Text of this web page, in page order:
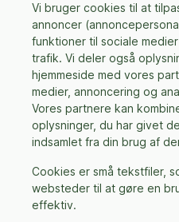
Vi bruger cookies til at
annoncer
funktioner til sociale
trafik. Vi deler også
hjemmeside med vores
medier, annoncering og
Vores partnere kan
oplysninger, du har givet
indsamlet fra din brug af
Cookies er små tekstfiler,
websteder til at gøre en
effektiv.